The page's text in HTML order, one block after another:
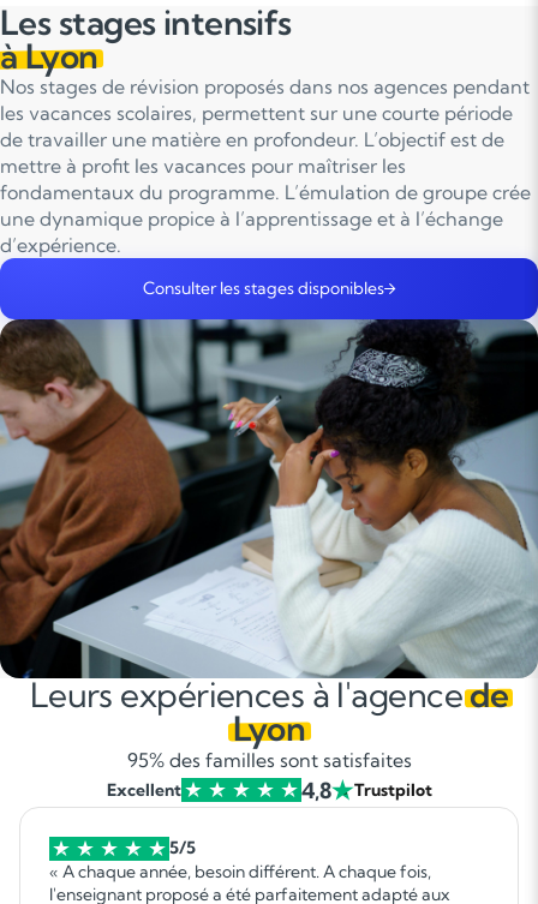
Les stages intensifs
à Lyon
Nos stages de révision proposés dans nos agences pendant
les vacances scolaires, permettent sur une courte période
de travailler une matière en profondeur. L’objectif est de
mettre à profit les vacances pour maîtriser les
fondamentaux du programme. L’émulation de groupe crée
une dynamique propice à l’apprentissage et à l’échange
d’expérience.
Consulter les stages disponibles
Leurs expériences à l'agencede
Lyon
95% des familles sont satisfaites
Excellent 4,8 Trustpilot
5/5
« A chaque année, besoin différent. A chaque fois,
l'enseignant proposé a été parfaitement adapté aux